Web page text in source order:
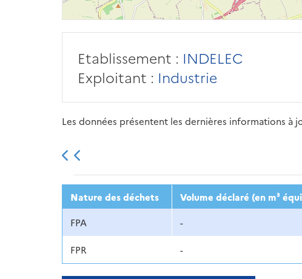
Etablissement : INDELEC
Exploitant : Industrie
Les données présentent les dernières informations à
2013 2014 2015
Nature des déchets Volume déclaré (en m³
FPA
-
FPR -